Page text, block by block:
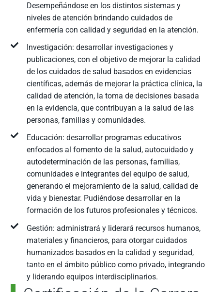
Desempeñándose en los distintos sistemas y
niveles de atención brindando cuidados de
enfermería con calidad y seguridad en la atención.
Investigación: desarrollar investigaciones y
publicaciones, con el objetivo de mejorar la calidad
de los cuidados de salud basados en evidencias
científicas, además de mejorar la práctica clínica, la
calidad de atención, la toma de decisiones basada
en la evidencia, que contribuyan a la salud de las
personas, familias y comunidades.
Educación: desarrollar programas educativos
enfocados al fomento de la salud, autocuidado y
autodeterminación de las personas, familias,
comunidades e integrantes del equipo de salud,
generando el mejoramiento de la salud, calidad de
vida y bienestar. Pudiéndose desarrollar en la
formación de los futuros profesionales y técnicos.
Gestión: administrará y liderará recursos humanos,
materiales y financieros, para otorgar cuidados
humanizados basados en la calidad y seguridad,
tanto en el ámbito público como privado, integrando
y liderando equipos interdisciplinarios.